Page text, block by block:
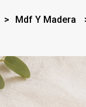
Mdf Y Madera